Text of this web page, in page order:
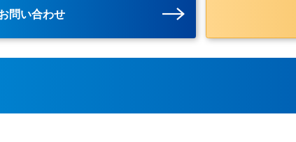
問い合わせ